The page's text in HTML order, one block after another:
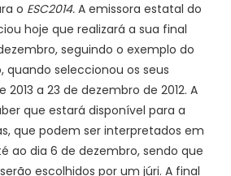
o ESC2014. A emissora estatal do
hoje que realizará a sua final
seguindo o exemplo do
quando seleccionou os seus
a 23 de dezembro de 2012. A
que estará disponível para a
que podem ser interpretados em
ao dia 6 de dezembro, sendo que
escolhidos por um júri. A final